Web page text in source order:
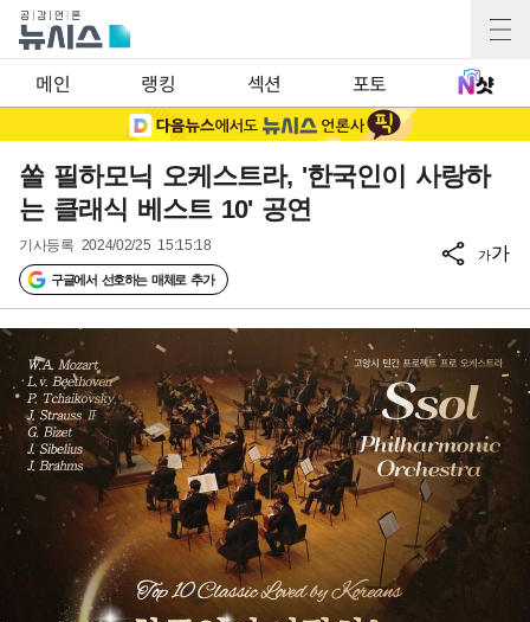
메인 랭킹 섹션 포토
쏠 필하모닉 오케스트라, '한국인이 사랑하
는 클래식 베스트 10' 공연
기사등록 2024/02/25 15:15:18
구글에서 선호하는 매체로 추가
가가